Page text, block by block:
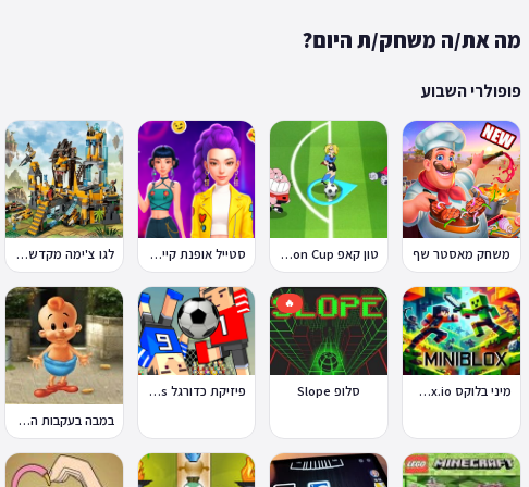
מה את/ה משחק/ת היום?
פופולרי השבוע
משחק מאסטר שף טון קאפ Toon Cup סטייל אופנת קיי-פופ לגו צ'ימה מקדש האריות
מיני בלוקס Miniblox.io
🔥
סלופ Slope
פיזיקת כדורגל Soccer Physics
במבה בעקבות החטיף החטוף 2